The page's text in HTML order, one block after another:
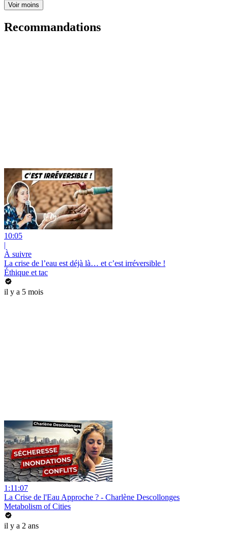
Voir moins
Recommandations
10:05
|
À suivre
La crise de l’eau est déjà là… et c’est irréversible !
Éthique et tac
il y a 5 mois
1:11:07
La Crise de l'Eau Approche ? - Charlène Descollonges
Metabolism of Cities
il y a 2 ans